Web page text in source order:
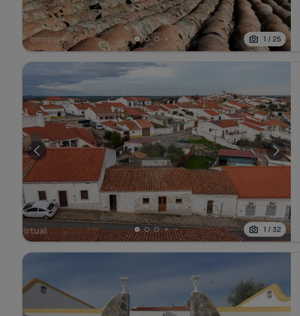
1 / 25
1 /32